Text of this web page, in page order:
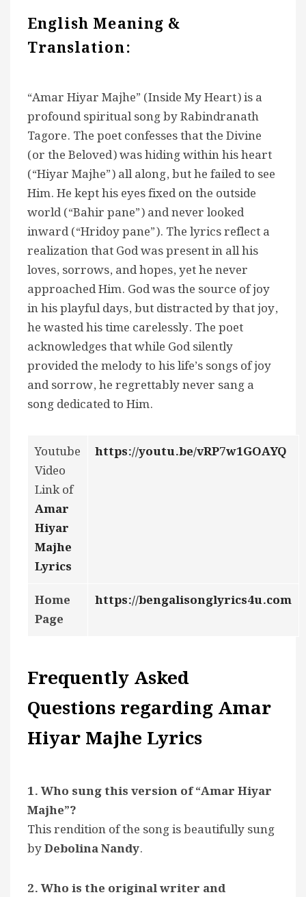
English Meaning &
Translation:
“Amar Hiyar Majhe” (Inside My Heart) is a
profound spiritual song by Rabindranath
Tagore. The poet confesses that the Divine
(or the Beloved) was hiding within his heart
(“Hiyar Majhe”) all along, but he failed to see
Him. He kept his eyes fixed on the outside
world (“Bahir pane”) and never looked
inward (“Hridoy pane”). The lyrics reflect a
realization that God was present in all his
loves, sorrows, and hopes, yet he never
approached Him. God was the source of joy
in his playful days, but distracted by that joy,
he wasted his time carelessly. The poet
acknowledges that while God silently
provided the melody to his life’s songs of joy
and sorrow, he regrettably never sang a
song dedicated to Him.
Youtube
Video
Link of
Amar
Hiyar
Majhe
Lyrics
https://youtu.be/vRP7w1GOAYQ
Home
Page
https://bengalisonglyrics4u.com
Frequently Asked
Questions regarding Amar
Hiyar Majhe Lyrics
1. Who sung this version of “Amar Hiyar
Majhe”?
This rendition of the song is beautifully sung
byDebolina Nandy.
2. Who is the original writer and